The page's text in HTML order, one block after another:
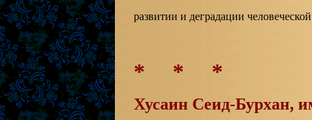
развитии и деградации
* * *
Хусаин Сеид-Бурхан,